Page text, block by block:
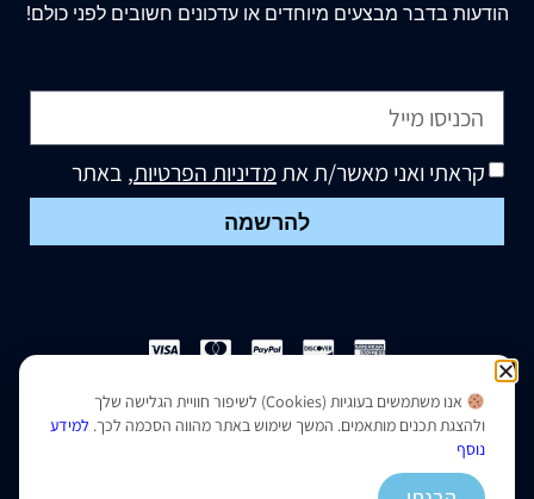
הודעות בדבר מבצעים מיוחדים או עדכונים חשובים לפני כולם!
קראתי ואני מאשר/ת אתמדיניות הפרטיות, באתר
להרשמה
הצהרת נגישות|מדיניות פרטיות
נבנה ועוצב על ידי –
אנו משתמשים בעוגיות (Cookies) לשיפור חוויית הגלישה שלך
ולהצגת תכנים מותאמים. המשך שימוש באתר מהווה הסכמה לכך. למידע
נוסף